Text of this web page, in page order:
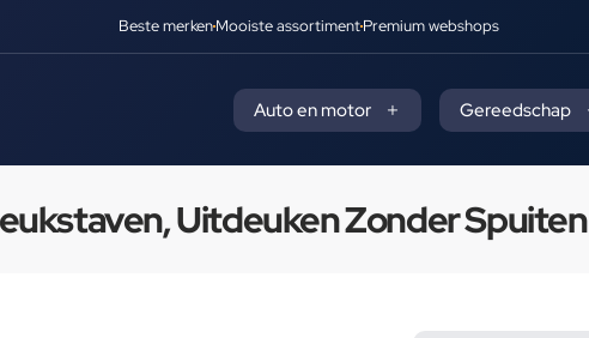
Beste merkenMooiste assortimentPremium webshops
Auto en motor Gereedschap
Uitdeuken Zonder Spuiten